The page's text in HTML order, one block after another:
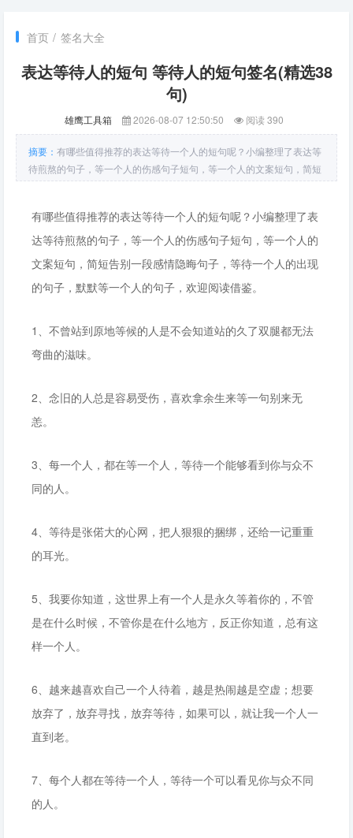
首页 / 签名大全
表达等待人的短句 等待人的短句签名(精选38
句)
雄鹰工具箱 2026-08-07 12:50:50 阅读 390
摘要： 有哪些值得推荐的表达等待一个人的短句呢？小编整理了表达等
待煎熬的句子，等一个人的伤感句子短句，等一个人的文案短句，简短
告别一段感情隐晦句子，等待一个人的出现的句子，默默等一个人的句
腿都无法弯曲的
有哪些值得推荐的表达等待一个人的短句呢？小编整理了表
达等待煎熬的句子，等一个人的伤感句子短句，等一个人的
文案短句，简短告别一段感情隐晦句子，等待一个人的出现
的句子，默默等一个人的句子，欢迎阅读借鉴。
1、不曾站到原地等候的人是不会知道站的久了双腿都无法
弯曲的滋味。
2、念旧的人总是容易受伤，喜欢拿余生来等一句别来无
恙。
3、每一个人，都在等一个人，等待一个能够看到你与众不
同的人。
4、等待是张偌大的心网，把人狠狠的捆绑，还给一记重重
的耳光。
5、我要你知道，这世界上有一个人是永久等着你的，不管
是在什么时候，不管你是在什么地方，反正你知道，总有这
样一个人。
6、越来越喜欢自己一个人待着，越是热闹越是空虚；想要
放弃了，放弃寻找，放弃等待，如果可以，就让我一个人一
直到老。
7、每个人都在等待一个人，等待一个可以看见你与众不同
的人。